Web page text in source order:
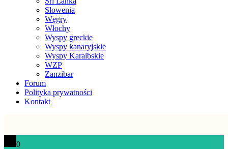
Słowenia
Węgry
Włochy
Wyspy greckie
Wyspy kanaryjskie
Wyspy Karaibskie
WZP
Zanzibar
Forum
Polityka prywatności
Kontakt
0